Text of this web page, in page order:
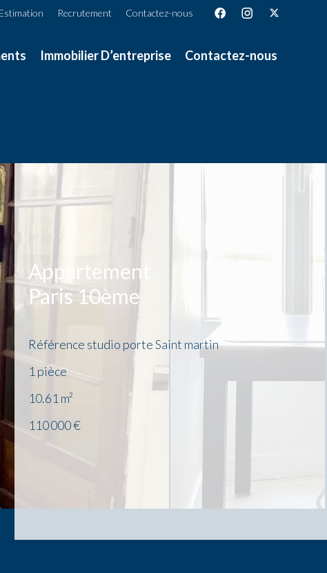
Estimation Recrutement Contactez-nous
Immobilier D’entreprise Contactez-nous
Appartement
Paris 10ème
Référence studio porte Saint martin
1 pièce
10.61 m²
110 000 €